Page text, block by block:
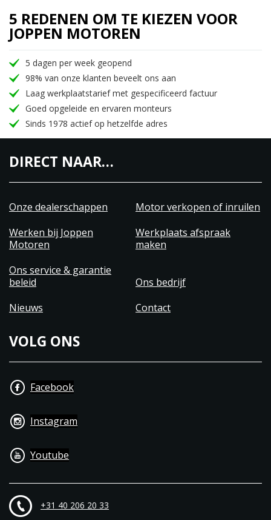
5 REDENEN OM TE KIEZEN VOOR
JOPPEN MOTOREN
5 dagen per week geopend
98% van onze klanten beveelt ons aan
Laag werkplaatstarief met gespecificeerd factuur
Goed opgeleide en ervaren monteurs
Sinds 1978 actief op hetzelfde adres
DIRECT NAAR…
Onze dealerschappen
Motor verkopen of inruilen
Werken bij Joppen
Motoren
Werkplaats afspraak
maken
Ons service & garantie
beleid
Ons bedrijf
Nieuws
Contact
VOLG ONS
Facebook
Instagram
Youtube
+31 40 206 20 33